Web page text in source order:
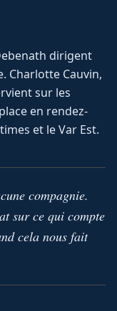
dirigent
Charlotte Cauvin,
sur les
en rendez-
et le Var Est.
compagnie.
sur ce qui compte
cela nous fait